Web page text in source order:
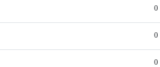
0
0
0